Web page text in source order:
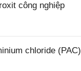
công nghiệp
chloride (PAC)